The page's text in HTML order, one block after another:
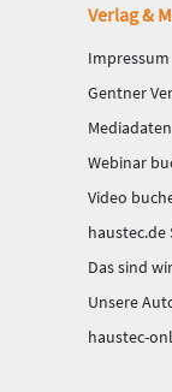
Verlag &
Impressum
Gentner
Mediadaten
Webinar
Video
haustec.de
Das sind wir
Unsere
haustec-